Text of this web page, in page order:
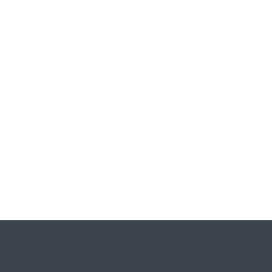
PAARI Firmenwandertag 2026